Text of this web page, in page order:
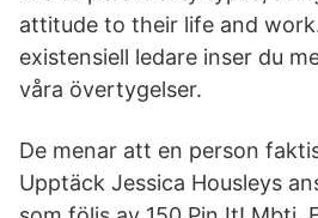
attitude to their life and
existensiell ledare inser du
våra övertygelser.
De menar att en person
Upptäck Jessica Housleys